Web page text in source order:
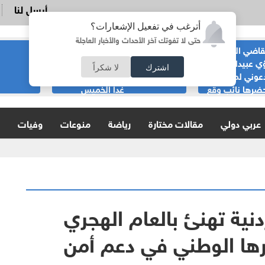
أترغب في تفعيل الإشعارات؟
حتى لا تفوتك آخر الأحداث والأخبار العاجلة
اشترك لا شكراً
أرسل لنا
السابق
عبيدات :لا
لمناسبة
نائب وقع
الحياصات ينفي
صحة انباء صدور
نتائج الثانوية العامة
غدا الخميس
عربي دولي مقالات مختارة رياضة منوعات وفيات
تهنئ بالعام الهجري
الوطني في دعم أمن